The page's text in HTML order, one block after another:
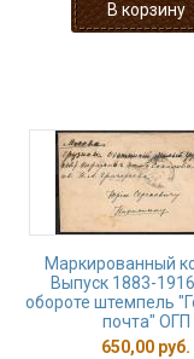
Маркированный
Выпуск 1883-1916
обороте штемпель
почта" ОГП
650,00 руб.